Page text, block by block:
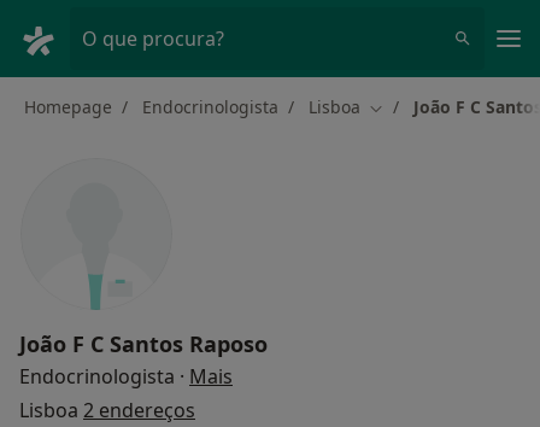
O que procura?
Homepage Endocrinologista Lisboa Mudar de cidade
João F C
João F C Santos Raposo
Endocrinologista · Mais
Lisboa 2 endereços